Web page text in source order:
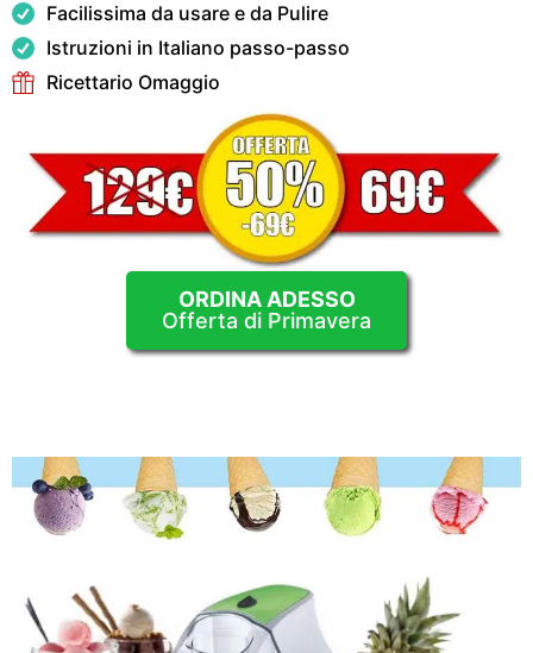
Facilissima da usare e da Pulire
Istruzioni in Italiano passo-passo
Ricettario Omaggio
ORDINA ADESSO
Offerta di Primavera